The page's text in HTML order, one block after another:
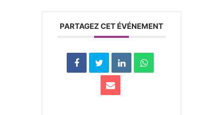
PARTAGEZ CET ÉVÉNEMENT